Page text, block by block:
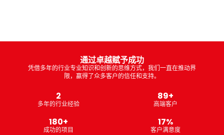
通过卓越赋予成功
凭借多年的行业专业知识和创新的思维方式，我们一直在推动界
限，赢得了众多客户的信任和支持。
5
多年的行业经验
236+
高端客户
474+
成功的项目
46%
客户满意度